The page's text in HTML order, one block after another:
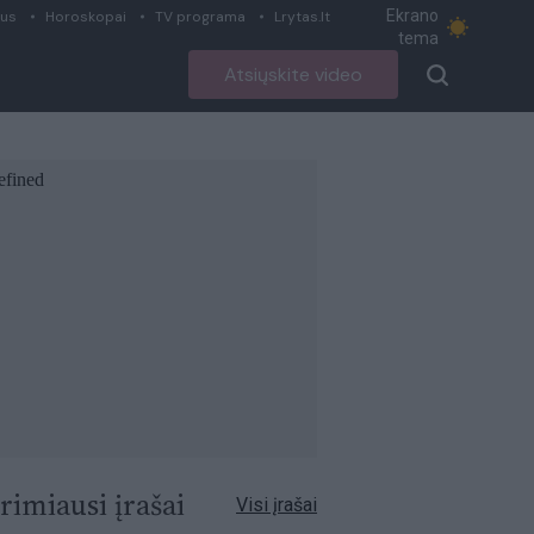
Horoskopai TV programa Lrytas.lt
Ekrano
tema
Atsiųskite video
įrašai Visi įrašai